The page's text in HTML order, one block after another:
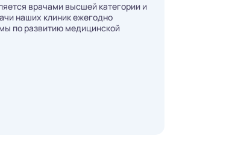
врачами высшей категории и
наших клиник ежегодно
по развитию медицинской